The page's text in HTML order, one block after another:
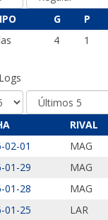
G P
4 1
RIVAL
02-01
MAG
01-29
MAG
01-28
MAG
01-25
LAR